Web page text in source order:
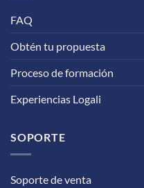
FAQ
Obtén tu propuesta
Proceso de formación
Experiencias Logali
SOPORTE
Soporte de venta